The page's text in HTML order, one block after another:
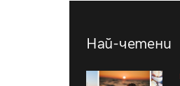
Най-четени